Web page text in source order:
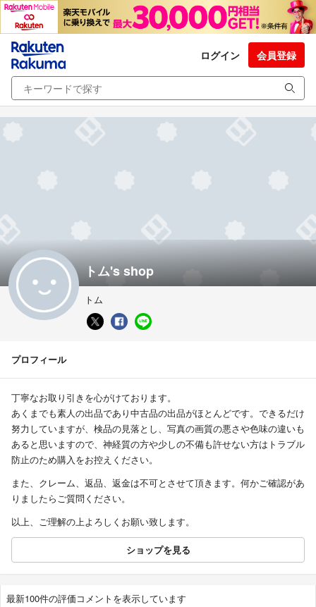
ログイン 会員登録
トム's shop
トム
プロフィール
丁寧なお取り引きを心がけております。
あくまでも素人の出品であり中古品の出品がほとんどです。できるだけ
努力していますが、検品の見落とし、写真の画質の悪さや色味の違いも
あると思いますので、神経質の方や少しの不備も許せない方はトラブル
防止のため購入をお控えください。
また、クレーム、返品、返金は不可とさせて頂きます。何かご確認があ
りましたらご質問ください。
以上、ご理解の上よろしくお願い致します。
ショップを見る
最新100件の評価コメントを表示しています